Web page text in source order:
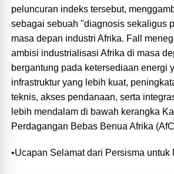
peluncuran indeks tersebut,
sebagai sebuah "diagnosis sekaligus
masa depan industri Afrika. Fall
ambisi industrialisasi Afrika di masa
bergantung pada ketersediaan energi
infrastruktur yang lebih kuat,
teknis, akses pendanaan, serta
lebih mendalam di bawah kerangka
Perdagangan Bebas Benua Afrika
•Ucapan Selamat dari Persisma untuk